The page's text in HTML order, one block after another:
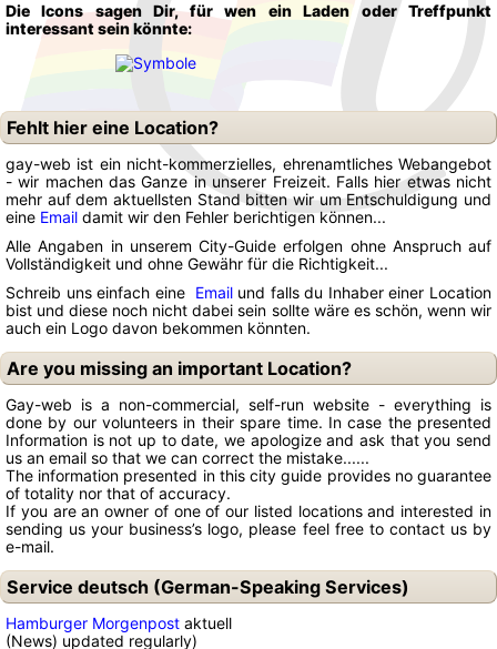
Die Icons sagen Dir, für wen ein Laden oder Treffpunkt
interessant sein könnte:
Fehlt hier eine Location?
gay-web ist ein nicht-kommerzielles, ehrenamtliches Webangebot
- wir machen das Ganze in unserer Freizeit. Falls hier etwas nicht
mehr auf dem aktuellsten Stand bitten wir um Entschuldigung und
eine Email damit wir den Fehler berichtigen können...
Alle Angaben in unserem City-Guide erfolgen ohne Anspruch auf
Vollständigkeit und ohne Gewähr für die Richtigkeit...
Schreib uns einfach eineEmailund falls du Inhaber einer Location
bist und diese noch nicht dabei sein sollte wäre es schön, wenn wir
auch ein Logo davon bekommen könnten.
Are you missing an important Location?
Gay-web is a non-commercial, self-run website - everything is
done by our volunteers in their spare time. In case the presented
Information is not up to date, we apologize and ask that you send
us an email so that we can correct the mistake......
The information presented in this city guide provides no guarantee
of totality nor that of accuracy.
If you are an owner of one of our listed locations and interested in
sending us your business’s logo, please feel free to contact us by
e-mail.
Service deutsch (German-Speaking Services)
Hamburger Morgenpost aktuell
(News) updated regularly)